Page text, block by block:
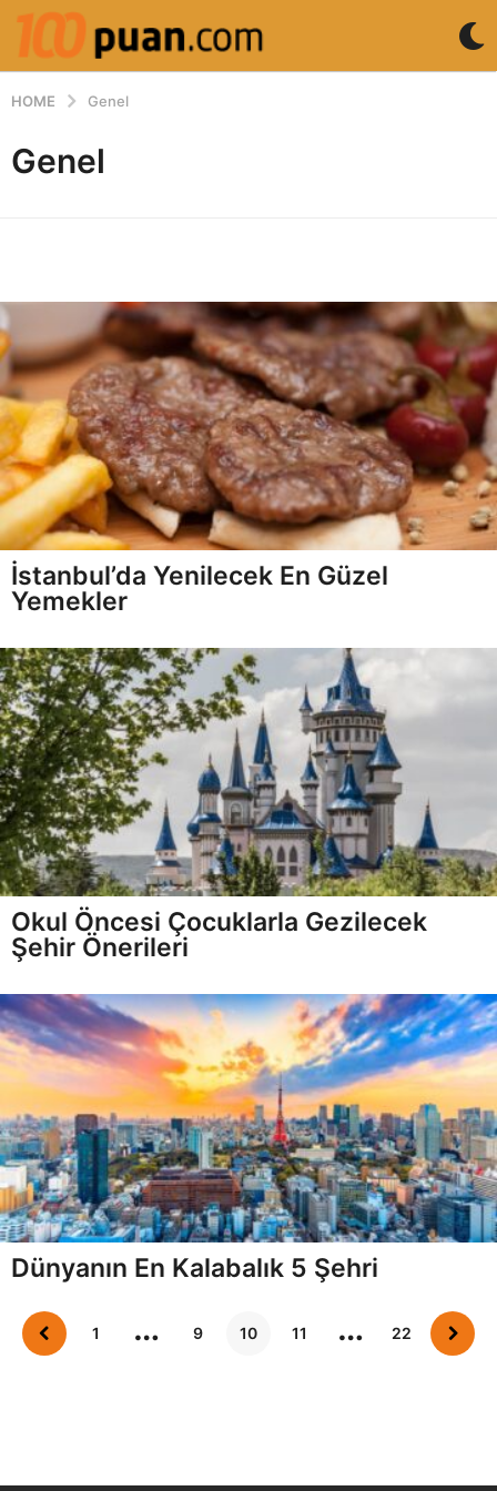
HOME Genel
Genel
İstanbul’da Yenilecek En Güzel
Yemekler
Okul Öncesi Çocuklarla Gezilecek
Şehir Önerileri
Dünyanın En Kalabalık 5 Şehri
1 … 9 10 11 … 22